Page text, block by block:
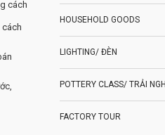
cách
HOUSEHOLD GOODS
LIGHTING/ ĐÈN
POTTERY CLASS/ TRẢI
FACTORY TOUR